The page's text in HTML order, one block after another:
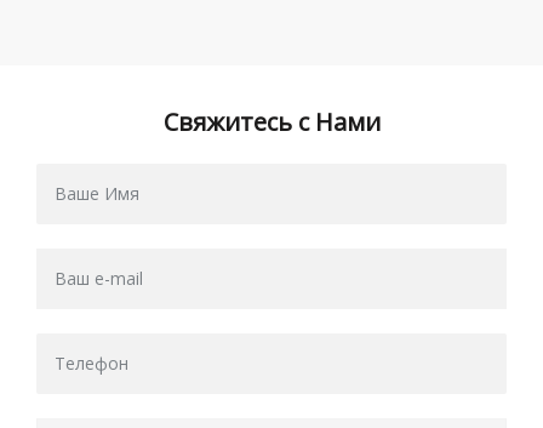
Свяжитесь с Нами